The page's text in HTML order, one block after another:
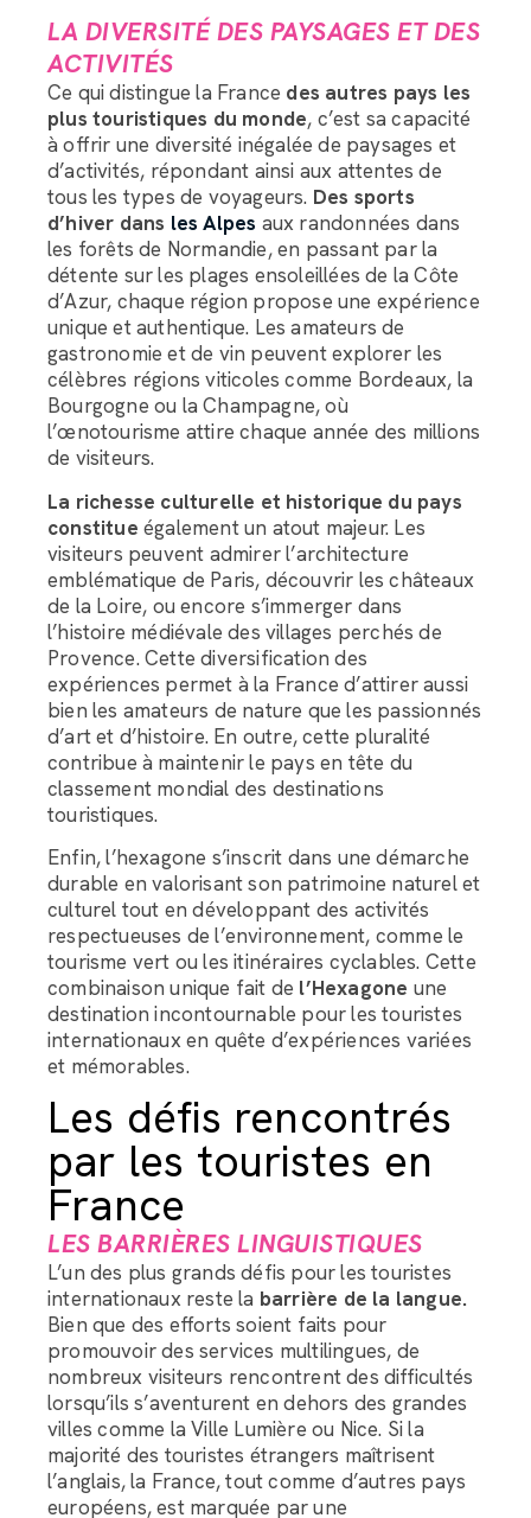
LA DIVERSITÉ DES PAYSAGES ET DES
ACTIVITÉS
Ce qui distingue la France des autres pays les
plus touristiques du monde, c’est sa capacité
à offrir une diversité inégalée de paysages et
d’activités, répondant ainsi aux attentes de
tous les types de voyageurs. Des sports
d’hiver dans les Alpes aux randonnées dans
les forêts de Normandie, en passant par la
détente sur les plages ensoleillées de la Côte
d’Azur, chaque région propose une expérience
unique et authentique. Les amateurs de
gastronomie et de vin peuvent explorer les
célèbres régions viticoles comme Bordeaux, la
Bourgogne ou la Champagne, où
l’œnotourisme attire chaque année des millions
de visiteurs.
La richesse culturelle et historique du pays
constitue également un atout majeur. Les
visiteurs peuvent admirer l’architecture
emblématique de Paris, découvrir les châteaux
de la Loire, ou encore s’immerger dans
l’histoire médiévale des villages perchés de
Provence. Cette diversification des
expériences permet à la France d’attirer aussi
bien les amateurs de nature que les passionnés
d’art et d’histoire. En outre, cette pluralité
contribue à maintenir le pays en tête du
classement mondial des destinations
touristiques.
Enfin, l’hexagone s’inscrit dans une démarche
durable en valorisant son patrimoine naturel et
culturel tout en développant des activités
respectueuses de l’environnement, comme le
tourisme vert ou les itinéraires cyclables. Cette
combinaison unique fait de l’Hexagone une
destination incontournable pour les touristes
internationaux en quête d’expériences variées
et mémorables.
Les défis rencontrés
par les touristes en
France
LES BARRIÈRES LINGUISTIQUES
L’un des plus grands défis pour les touristes
internationaux reste la barrière de la langue.
Bien que des efforts soient faits pour
promouvoir des services multilingues, de
nombreux visiteurs rencontrent des difficultés
lorsqu’ils s’aventurent en dehors des grandes
villes comme la Ville Lumière ou Nice. Si la
majorité des touristes étrangers maîtrisent
l’anglais, la France, tout comme d’autres pays
européens, est marquée par une
Assistant LRC Bagagerie
Bonjour, comment puis-je vous accompagner dans
l’organisation du transport de vos bagages ?